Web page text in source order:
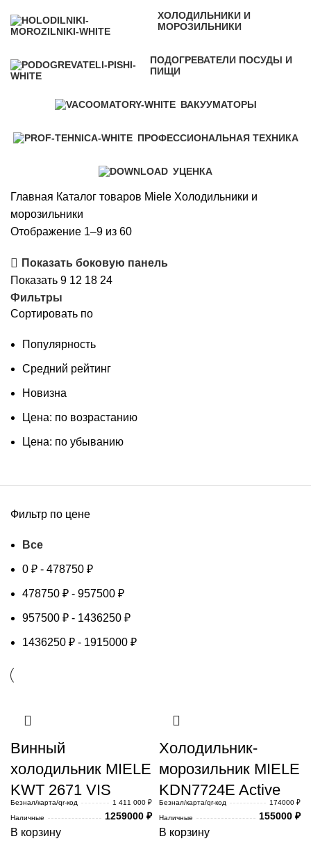
ХОЛОДИЛЬНИКИ И
МОРОЗИЛЬНИКИ
ПОДОГРЕВАТЕЛИ ПОСУДЫ И
ПИЩИ
ВАКУУМАТОРЫ
ПРОФЕССИОНАЛЬНАЯ ТЕХНИКА
УЦЕНКА
Главная Каталог товаров Miele Холодильники и
морозильники
Отображение 1–9 из 60Сортировка:
популярности
Показать боковую панель
Показать 9 12 18 24
Фильтры
Сортировать по
Популярность
Средний рейтинг
Новизна
Цена: по возрастанию
Цена: по убыванию
Фильтр по цене
Все
0 ₽ - 478750 ₽
478750 ₽ - 957500 ₽
957500 ₽ - 1436250 ₽
1436250 ₽ - 1915000 ₽
Винный
холодильник MIELE
KWT 2671 VIS
Безнал/карта/qr-код
1 411 000 ₽
Наличные
1259000 ₽
В корзину
Холодильник-
морозильник MIELE
KDN7724E Active
Безнал/карта/qr-код
174000 ₽
Наличные
155000 ₽
В корзину